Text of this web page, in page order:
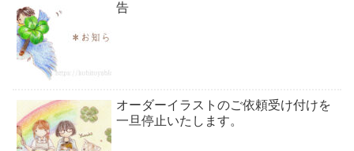
告
オーダーイラストのご依頼受け付けを
一旦停止いたします。